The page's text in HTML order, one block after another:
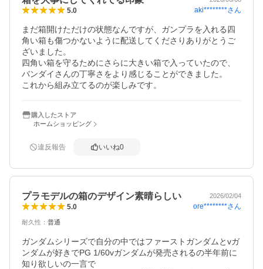
5.0 aki********さん
まだ箱開けただけの状態なんですが、ガンプラを入れる四
角い箱も傷つかないように配送してくださりありがとうご
ざいました。
四角い箱を守るためにさらに大きい箱で入っていたので、
バンダイさんの丁寧さをより感じることができました。
これから組み立てるのが楽しみです。
購入したストア
ホームショッピング
違反報告 いいね0
プラモデルの箱のデザイン素晴らしい 2026/02/04
5.0 ore********さん
耐久性 ： 普通
ガンダムシリーズで自分の中ではファーストガンダムとvガ
ンダムが好きでPG 1/60vガンダムが発売されるの半年前に
知り欲しいの一言で